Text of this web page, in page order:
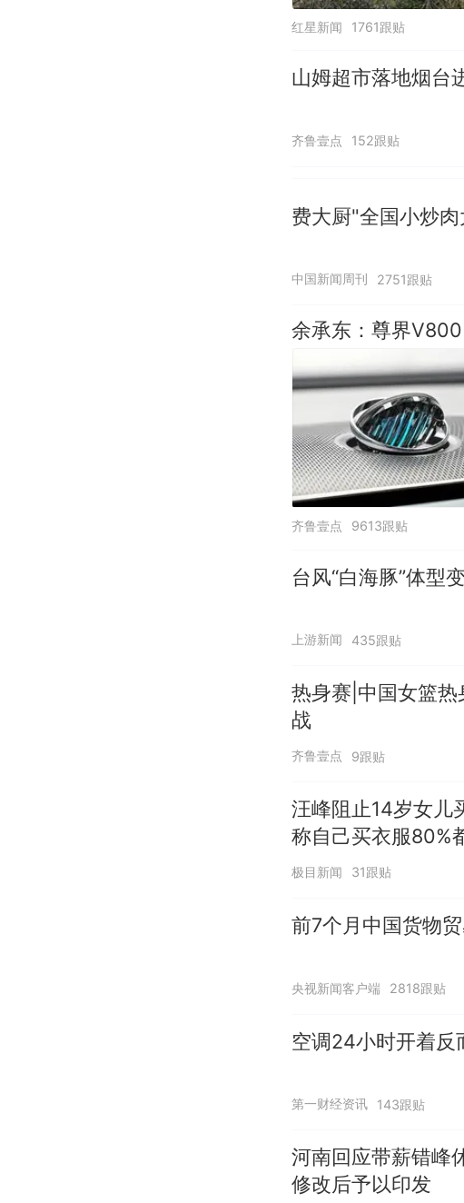
红星新闻 1761跟贴
山姆超市落地烟台
齐鲁壹点 152跟贴
费大厨"全国小炒
中国新闻周刊 2751跟贴
余承东：尊界
齐鲁壹点 9613跟贴
台风“白海豚”体型
上游新闻 435跟贴
热身赛|中国女篮热
战
齐鲁壹点 9跟贴
汪峰阻止14岁女儿
称自己买衣服80%
极目新闻 31跟贴
前7个月中国货物
央视新闻客户端 2818跟贴
空调24小时开着反
第一财经资讯 143跟贴
河南回应带薪错峰
修改后予以印发